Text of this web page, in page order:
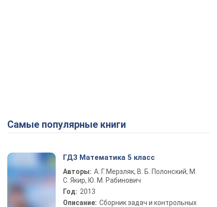
Самые популярные книги
ГДЗ Математика 5 класс
Авторы: А. Г. Мерзляк, В. Б. Полонский, М.
С. Якир, Ю. М. Рабинович
Год: 2013
Описание: Сборник задач и контрольных